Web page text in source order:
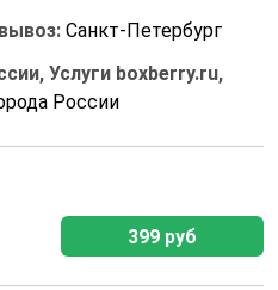
Санкт-Петербург
Услуги boxberry.ru,
России
399 руб